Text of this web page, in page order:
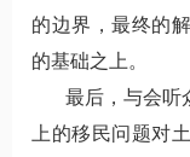
的边界，最终的
的基础之上。
最后，与会听
上的移民问题对